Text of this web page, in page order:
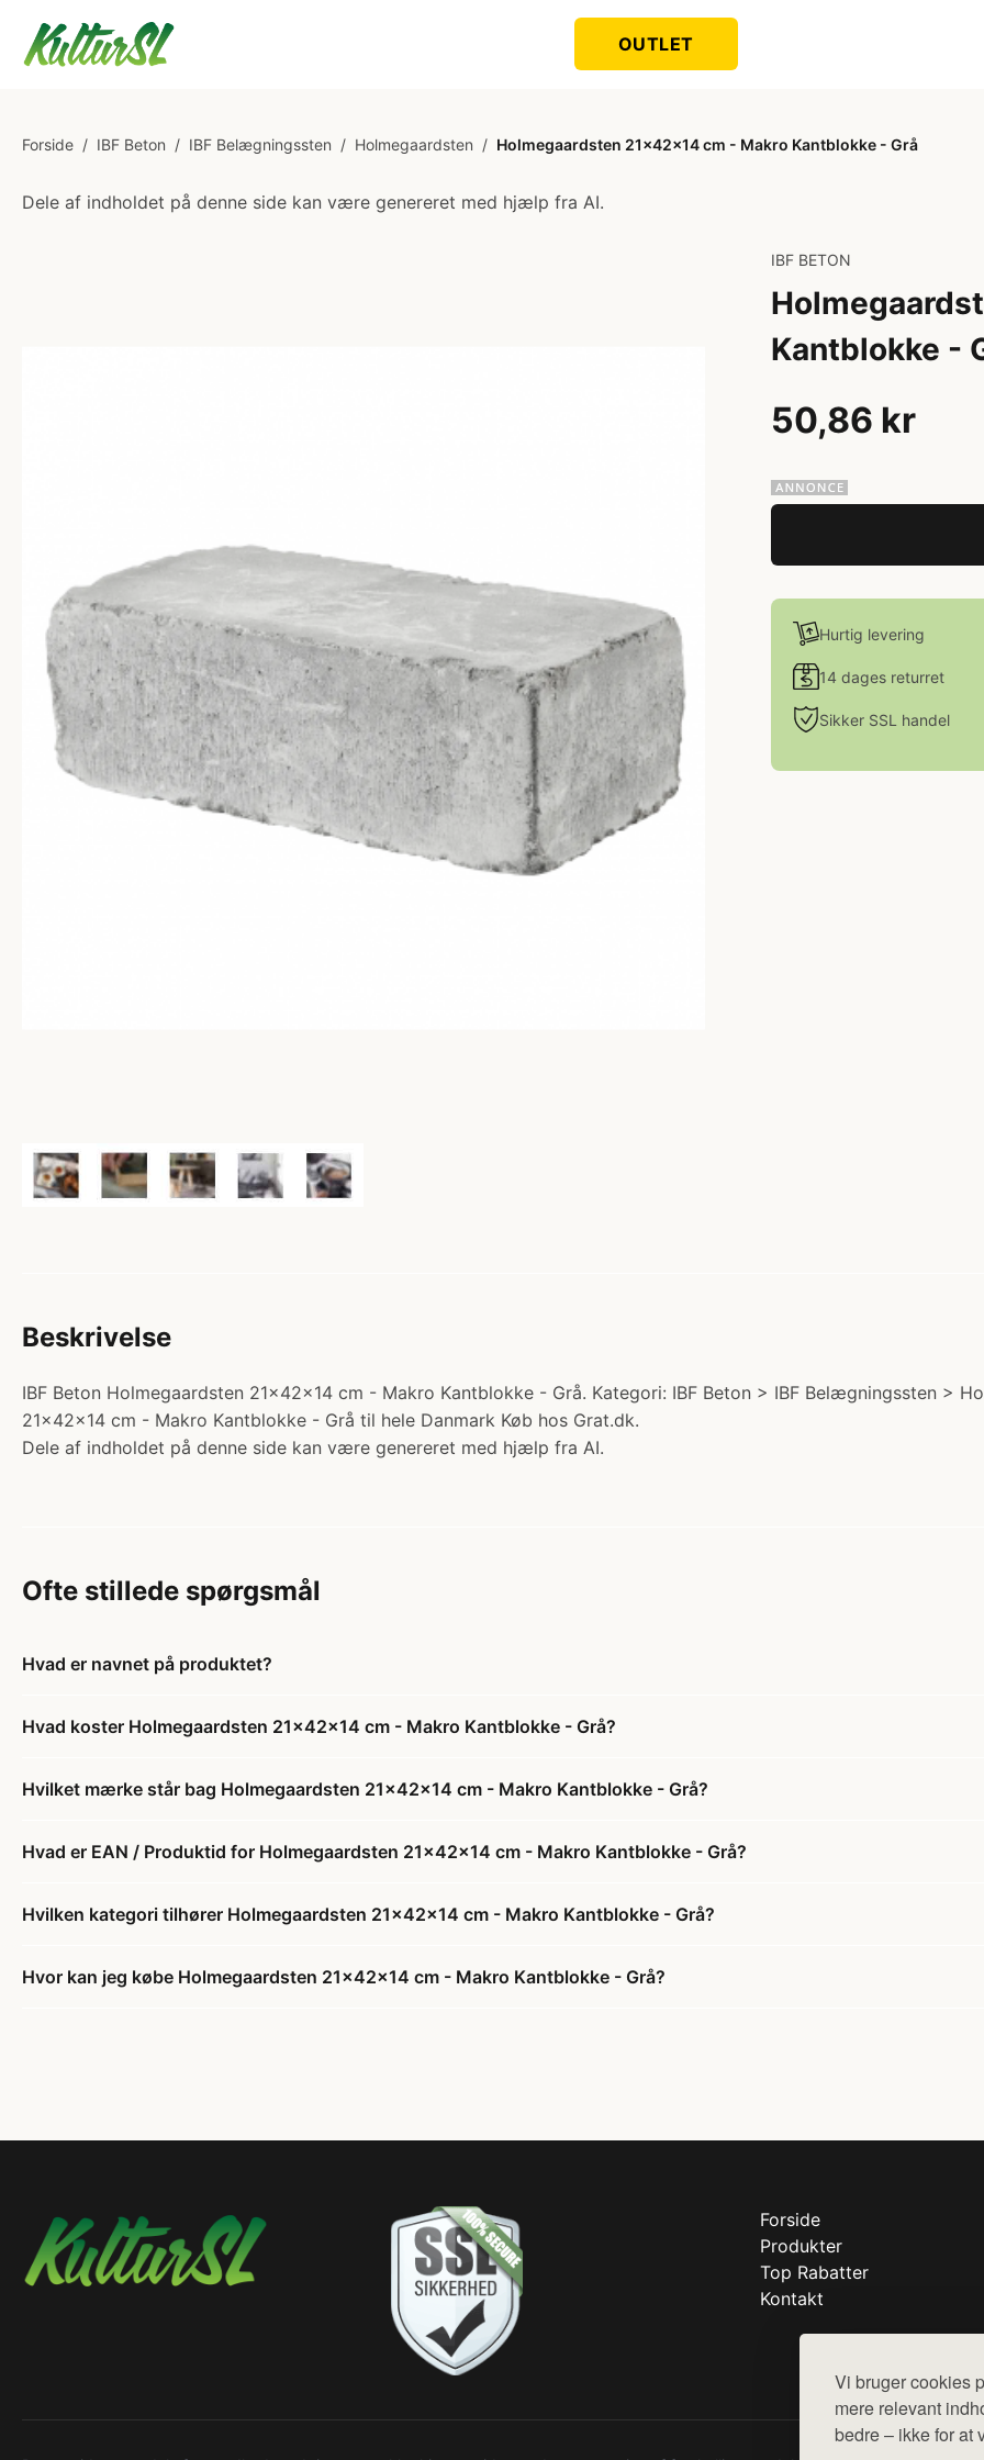
Vi bruger cookies
mere relevant
bedre – ikke for at
OUTLET
Forside / IBF Beton / IBF Belægningssten / Holmegaardsten / Holmegaardsten 21x42x14 cm - Makro Kantblokke - Grå
Dele af indholdet på denne side kan være genereret med hjælp fra AI.
IBF BETON
Kantblokke -
50,86 kr
Hurtig levering
14 dages returret
Sikker SSL handel
Beskrivelse
IBF Beton Holmegaardsten 21x42x14 cm - Makro Kantblokke - Grå. Kategori: IBF Beton > IBF Belægningssten >
21x42x14 cm - Makro Kantblokke - Grå til hele Danmark Køb hos Grat.dk.
Dele af indholdet på denne side kan være genereret med hjælp fra AI.
Ofte stillede spørgsmål
Hvad er navnet på produktet?
Hvad koster Holmegaardsten 21x42x14 cm - Makro Kantblokke - Grå?
Hvilket mærke står bag Holmegaardsten 21x42x14 cm - Makro Kantblokke - Grå?
Hvad er EAN / Produktid for Holmegaardsten 21x42x14 cm - Makro Kantblokke - Grå?
Hvilken kategori tilhører Holmegaardsten 21x42x14 cm - Makro Kantblokke - Grå?
Hvor kan jeg købe Holmegaardsten 21x42x14 cm - Makro Kantblokke - Grå?
Forside
Produkter
Top Rabatter
Kontakt